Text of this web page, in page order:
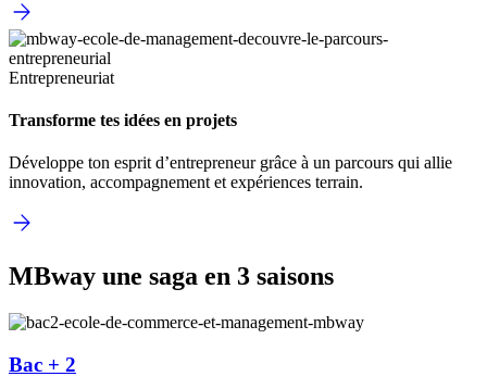
Entrepreneuriat
Transforme tes idées en projets
Développe ton esprit d’entrepreneur grâce à un parcours qui allie
innovation, accompagnement et expériences terrain.
MBway une saga en 3 saisons
Bac + 2